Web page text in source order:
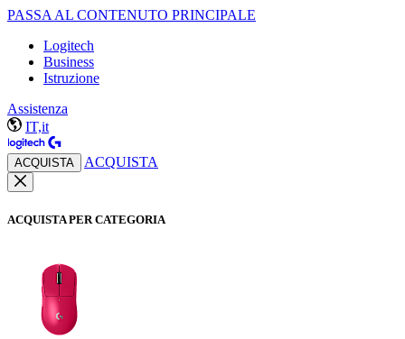
PASSA AL CONTENUTO PRINCIPALE
Logitech
Business
Istruzione
Assistenza
IT,it
ACQUISTA ACQUISTA
ACQUISTA PER CATEGORIA